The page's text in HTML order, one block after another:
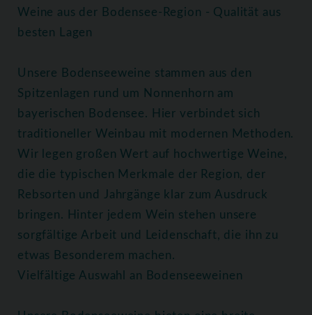
Weine aus der Bodensee-Region - Qualität aus
besten Lagen
Unsere Bodenseeweine stammen aus den
Spitzenlagen rund um Nonnenhorn am
bayerischen Bodensee. Hier verbindet sich
traditioneller Weinbau mit modernen Methoden.
Wir legen großen Wert auf hochwertige Weine,
die die typischen Merkmale der Region, der
Rebsorten und Jahrgänge klar zum Ausdruck
bringen. Hinter jedem Wein stehen unsere
sorgfältige Arbeit und Leidenschaft, die ihn zu
etwas Besonderem machen.
Vielfältige Auswahl an Bodenseeweinen